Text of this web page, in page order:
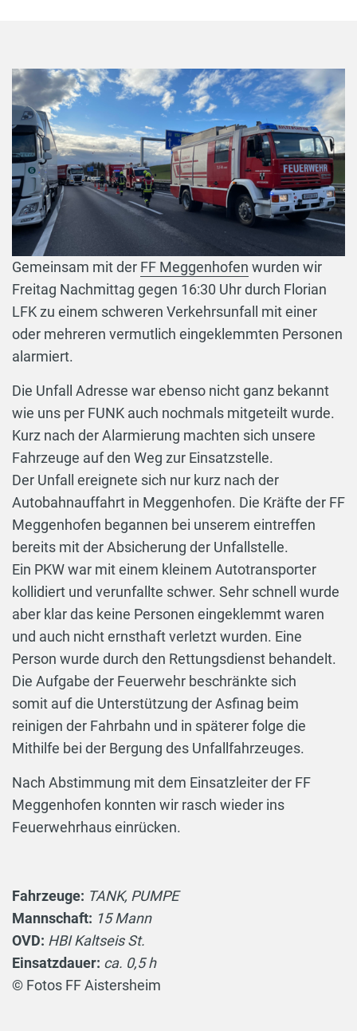
Gemeinsam mit der FF Meggenhofen wurden wir
Freitag Nachmittag gegen 16:30 Uhr durch Florian
LFK zu einem schweren Verkehrsunfall mit einer
oder mehreren vermutlich eingeklemmten Personen
alarmiert.
Die Unfall Adresse war ebenso nicht ganz bekannt
wie uns per FUNK auch nochmals mitgeteilt wurde.
Kurz nach der Alarmierung machten sich unsere
Fahrzeuge auf den Weg zur Einsatzstelle.
Der Unfall ereignete sich nur kurz nach der
Autobahnauffahrt in Meggenhofen. Die Kräfte der FF
Meggenhofen begannen bei unserem eintreffen
bereits mit der Absicherung der Unfallstelle.
Ein PKW war mit einem kleinem Autotransporter
kollidiert und verunfallte schwer. Sehr schnell wurde
aber klar das keine Personen eingeklemmt waren
und auch nicht ernsthaft verletzt wurden. Eine
Person wurde durch den Rettungsdienst behandelt.
Die Aufgabe der Feuerwehr beschränkte sich
somit auf die Unterstützung der Asfinag beim
reinigen der Fahrbahn und in späterer folge die
Mithilfe bei der Bergung des Unfallfahrzeuges.
Nach Abstimmung mit dem Einsatzleiter der FF
Meggenhofen konnten wir rasch wieder ins
Feuerwehrhaus einrücken.
Fahrzeuge: TANK, PUMPE
Mannschaft: 15 Mann
OVD: HBI Kaltseis St.
Einsatzdauer: ca. 0,5 h
© Fotos FF Aistersheim